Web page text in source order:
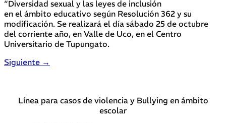
“Diversidad sexual y las leyes de inclusión
en el ámbito educativo según Resolución 362 y su
modificación. Se realizará el día sábado 25 de octubre
del corriente año, en Valle de Uco, en el Centro
Universitario de Tupungato.
Siguiente →
Línea para casos de violencia y Bullying en ámbito
escolar